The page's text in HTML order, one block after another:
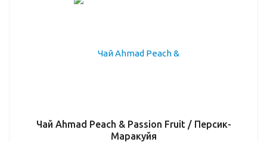
Чай Ahmad Peach & Passion Fruit / Персик-
Маракуйя